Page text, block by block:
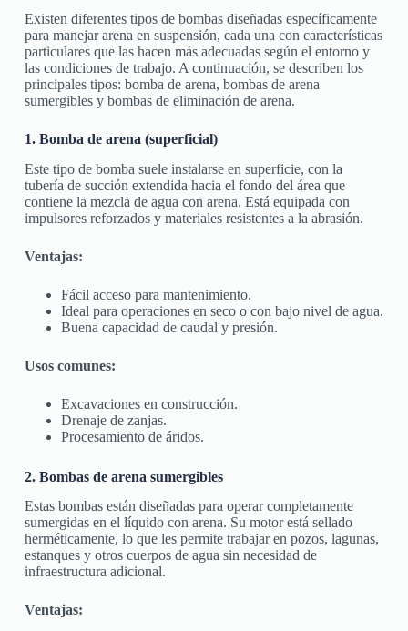
Existen diferentes tipos de bombas diseñadas específicamente
para manejar arena en suspensión, cada una con características
particulares que las hacen más adecuadas según el entorno y
las condiciones de trabajo. A continuación, se describen los
principales tipos: bomba de arena, bombas de arena
sumergibles y bombas de eliminación de arena.
1. Bomba de arena (superficial)
Este tipo de bomba suele instalarse en superficie, con la
tubería de succión extendida hacia el fondo del área que
contiene la mezcla de agua con arena. Está equipada con
impulsores reforzados y materiales resistentes a la abrasión.
Ventajas:
Fácil acceso para mantenimiento.
Ideal para operaciones en seco o con bajo nivel de agua.
Buena capacidad de caudal y presión.
Usos comunes:
Excavaciones en construcción.
Drenaje de zanjas.
Procesamiento de áridos.
2. Bombas de arena sumergibles
Estas bombas están diseñadas para operar completamente
sumergidas en el líquido con arena. Su motor está sellado
herméticamente, lo que les permite trabajar en pozos, lagunas,
estanques y otros cuerpos de agua sin necesidad de
infraestructura adicional.
Ventajas: